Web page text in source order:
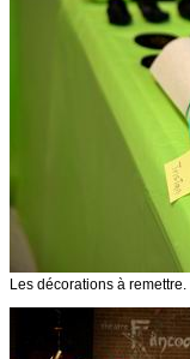
Les décorations à remettre.